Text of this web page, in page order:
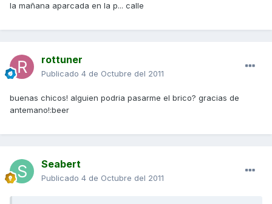
la mañana aparcada en la p... calle
rottuner
Publicado 4 de Octubre del 2011
buenas chicos! alguien podria pasarme el brico? gracias de
antemano!:beer
Seabert
Publicado 4 de Octubre del 2011